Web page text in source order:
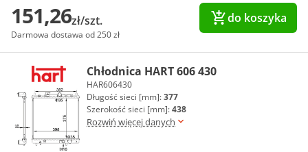
151,26zł/szt.
Darmowa dostawa od 250 zł
do koszyka
Chłodnica HART 606 430
HAR606430
Długość sieci [mm]:377
Szerokość sieci [mm]:438
Rozwiń więcej danych